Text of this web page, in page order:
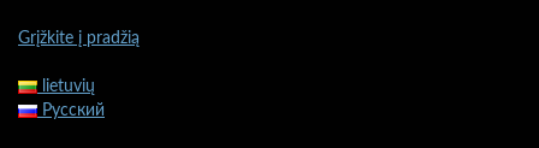
Grįžkite į pradžią
lietuvių
Русский